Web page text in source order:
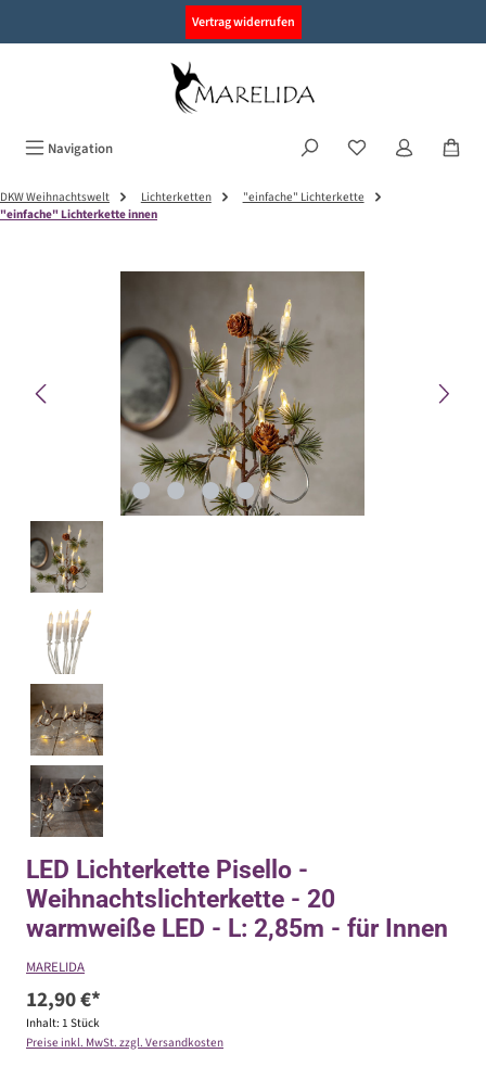
Vertrag widerrufen
Navigation
DKW Weihnachtswelt Lichterketten
"einfache" Lichterkette
"einfache" Lichterkette innen
LED Lichterkette Pisello -
Weihnachtslichterkette - 20
warmweiße LED - L: 2,85m - für Innen
MARELIDA
12,90 €*
Inhalt: 1 Stück
Preise inkl. MwSt. zzgl. Versandkosten